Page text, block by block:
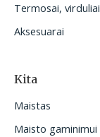
Termosai, virduliai
Aksesuarai
Kita
Maistas
Maisto gaminimui